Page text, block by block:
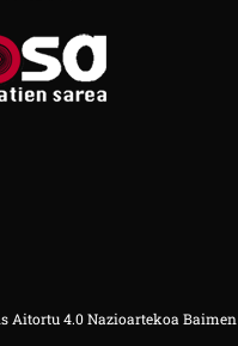
4.0 Nazioartekoa Baimen